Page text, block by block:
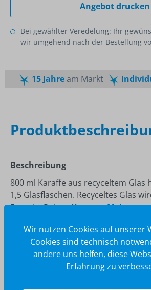
Angebot drucken
Bei gewählter Veredelung: Ihr
wir umgehend nach der Bestellung
15 Jahream Markt
Beschreibung
800 ml Karaffe aus recyceltem Glas
1,5 Glasflaschen. Recyceltes Glas
Energie, Rohstoffen un…Mehr
Wir nutzen Cookies auf unserer
Cookies sind technisch
andere uns helfen, diese
Erfahrung zu